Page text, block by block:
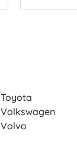
Toyota
Volkswagen
Volvo